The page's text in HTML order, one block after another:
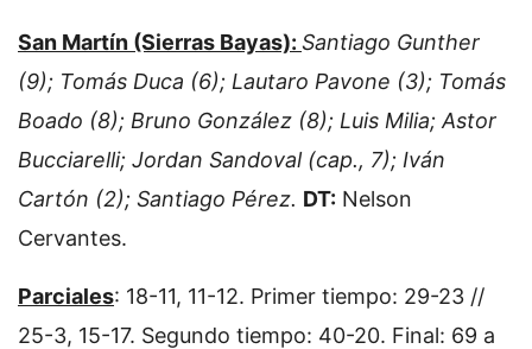
San Martín (Sierras Bayas): Santiago Gunther
(9); Tomás Duca (6); Lautaro Pavone (3); Tomás
Boado (8); Bruno González (8); Luis Milia; Astor
Bucciarelli; Jordan Sandoval (cap., 7); Iván
Cartón (2); Santiago Pérez. DT: Nelson
Cervantes.
Parciales: 18-11, 11-12. Primer tiempo: 29-23 //
25-3, 15-17. Segundo tiempo: 40-20. Final: 69 a